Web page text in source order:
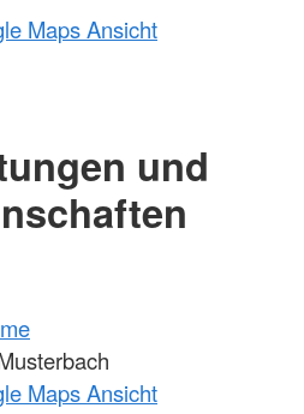
Maps Ansicht
und
Maps Ansicht